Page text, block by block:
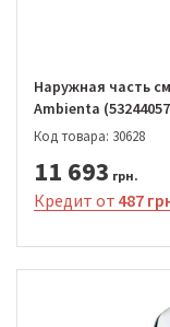
Наружная часть
Ambienta
Код товара: 30628
11 693 грн.
Кредит от 487